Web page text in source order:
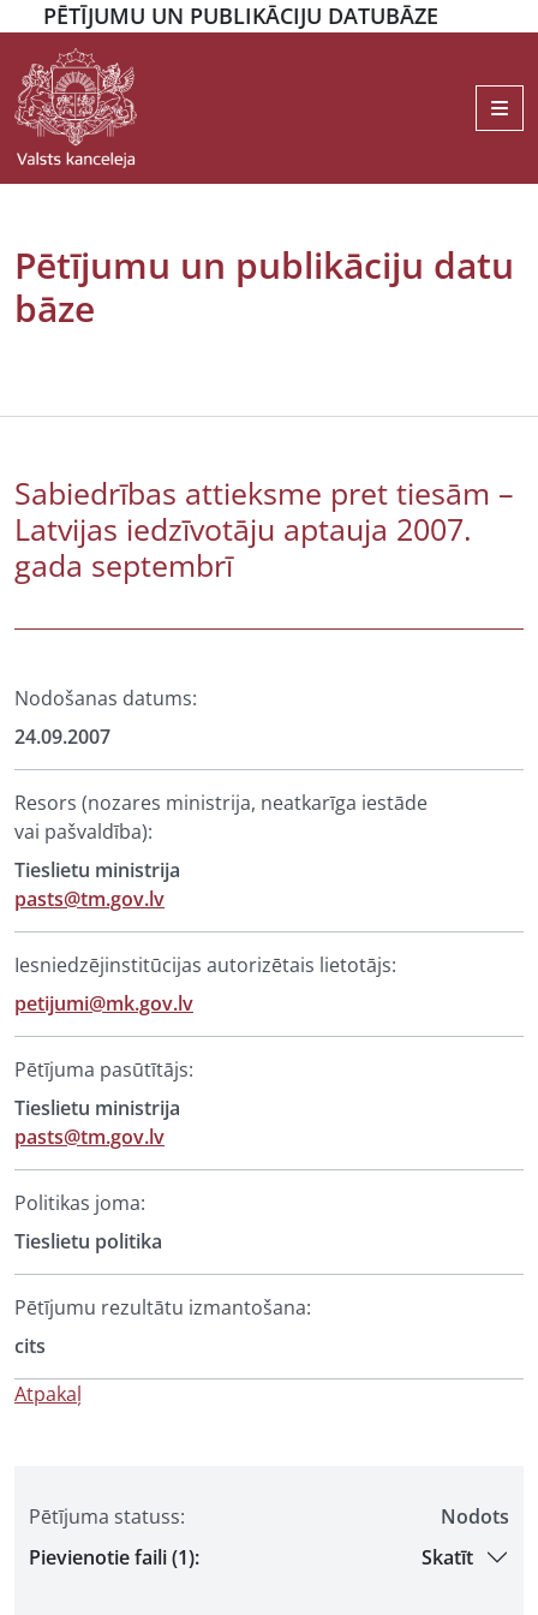
PĒTĪJUMU UN PUBLIKĀCIJU DATUBĀZE
Pētījumu un publikāciju datu
bāze
Pētījuma statuss:
Nodots
Pievienotie faili (1):
Skatīt
Sabiedrības attieksme pret tiesām –
Latvijas iedzīvotāju aptauja 2007.
gada septembrī
Nodošanas datums:
24.09.2007
Resors (nozares ministrija, neatkarīga iestāde
vai pašvaldība):
Tieslietu ministrija
pasts@tm.gov.lv
Iesniedzējinstitūcijas autorizētais lietotājs:
petijumi@mk.gov.lv
Pētījuma pasūtītājs:
Tieslietu ministrija
pasts@tm.gov.lv
Politikas joma:
Tieslietu politika
Pētījumu rezultātu izmantošana:
cits
Atpakaļ